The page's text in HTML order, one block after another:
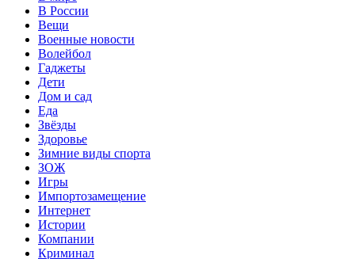
В России
Вещи
Военные новости
Волейбол
Гаджеты
Дети
Дом и сад
Еда
Звёзды
Здоровье
Зимние виды спорта
ЗОЖ
Игры
Импортозамещение
Интернет
Истории
Компании
Криминал